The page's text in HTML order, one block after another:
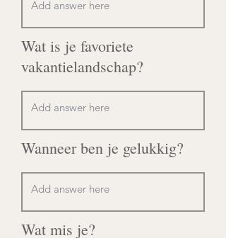
Wat is je favoriete
vakantielandschap?
Wanneer ben je gelukkig?
Wat mis je?